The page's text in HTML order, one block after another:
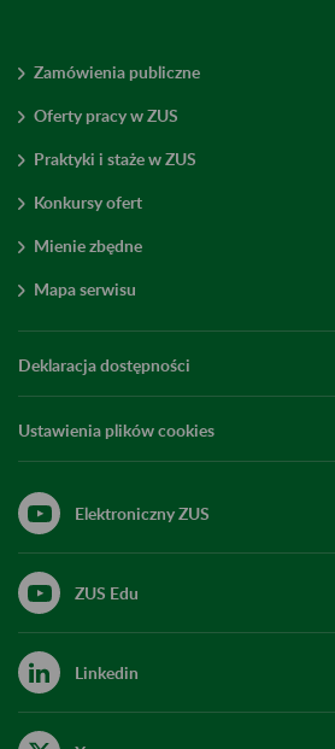
Zamówienia publiczne
Oferty pracy w ZUS
Praktyki i staże w ZUS
Konkursy ofert
Mienie zbędne
Mapa serwisu
Deklaracja dostępności
Ustawienia plików cookies
Elektroniczny ZUS
ZUS Edu
Linkedin